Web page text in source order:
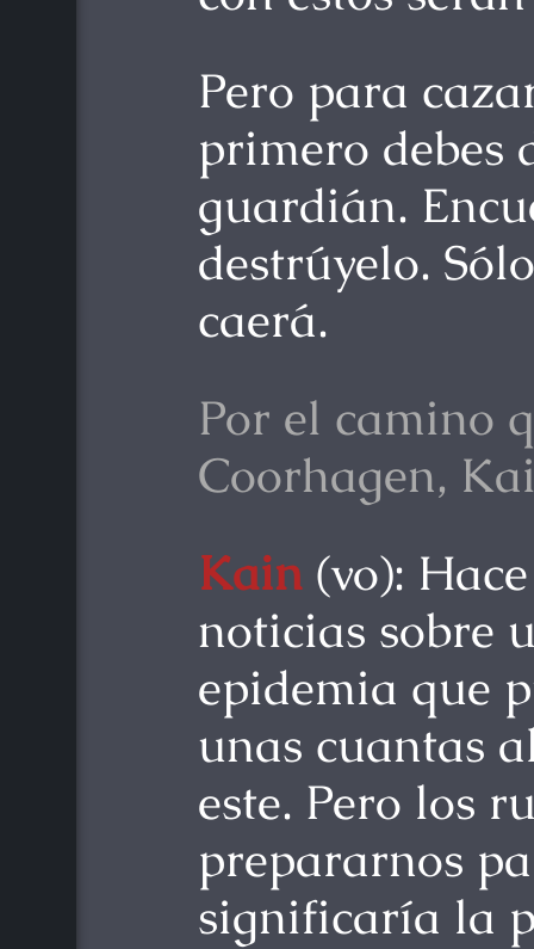
Pero para
primero debes
guardián.
destrúyelo.
caerá.
Por el camino
Coorhagen,
Kain (vo):
noticias sobre
epidemia que
unas cuantas
este. Pero los
prepararnos
significaría la